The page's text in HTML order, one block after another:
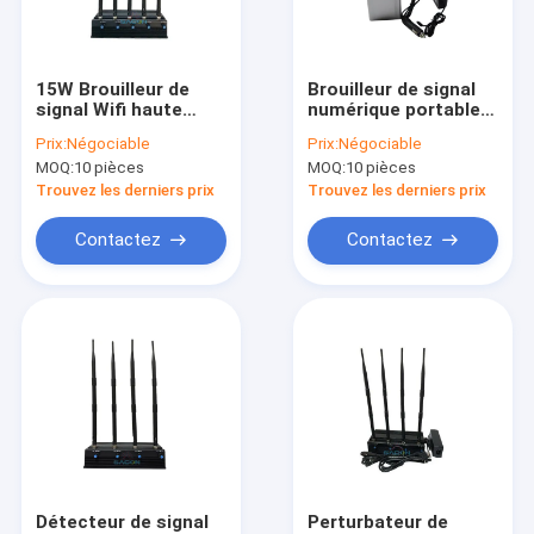
Le spectacle VR
Contrôle qualité
Contactez-nous
Les affaires
Brouilleur de signal de téléphone portable
15W Brouilleur de
signal Wifi haute
antennes réglables
et portée de
brouillage de 50m
Prix:Négociable
MOQ:10 pièces
Trouvez les derniers prix
Contactez
Brouilleur de signal
numérique portable
une puissance de
sortie de 6,5 W, 4
antennes et une
de 30 m
Prix:Négociable
MOQ:10 pièces
Trouvez les derniers prix
Contactez
Détecteur de signal
Perturbateur de